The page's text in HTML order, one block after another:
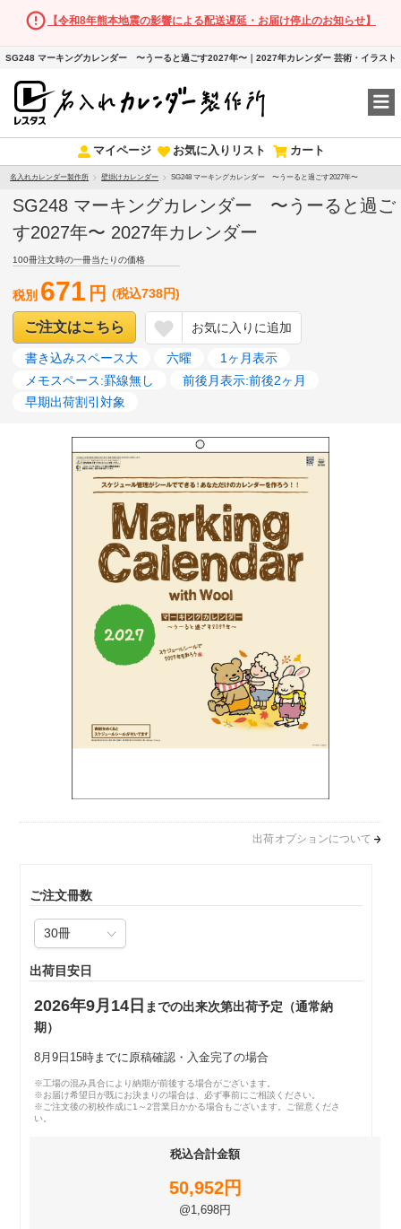
【令和8年熊本地震の影響による配送遅延・お届け停止のお知らせ】
SG248 マーキングカレンダー 〜うーると過ごす2027年〜｜2027年カレンダー 芸術・イラスト
マイページ お気に入りリスト カート
名入れカレンダー製作所 壁掛けカレンダー SG248 マーキングカレンダー 〜うーると過ごす2027年〜
SG248 マーキングカレンダー 〜うーると過ご
す2027年〜 2027年カレンダー
100冊注文時の一冊当たりの価格
税別 671 円 (税込738円)
ご注文はこちら お気に入りに追加
書き込みスペース大 六曜
1ヶ月表示
メモスペース:罫線無し
前後月表示:前後2ヶ月
早期出荷割引対象
出荷オプションについて
ご注文冊数
出荷目安日
2026年9月14日 までの出来次第出荷予定（通常納
期）
8月9日15時までに原稿確認・入金完了の場合
※工場の混み具合により納期が前後する場合がございます。
※お届け希望日が既にお決まりの場合は、必ず事前にご相談ください。
※ご注文後の初校作成に1～2営業日かかる場合もございます。ご留意くださ
い。
税込合計金額
50,952円
@1,698円